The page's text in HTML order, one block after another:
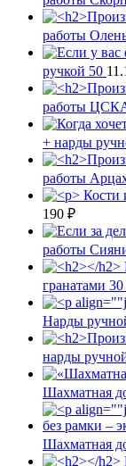
работы
ручкой 50
работы
+ нарды
работы
Кости
190 ₽
работы
гранатами
Нарды
нарды
Шахматная
Шахматная